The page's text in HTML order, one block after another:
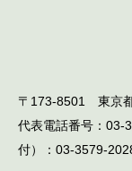
〒173-8501 東京
代表電話番号：
付）：03-3579-